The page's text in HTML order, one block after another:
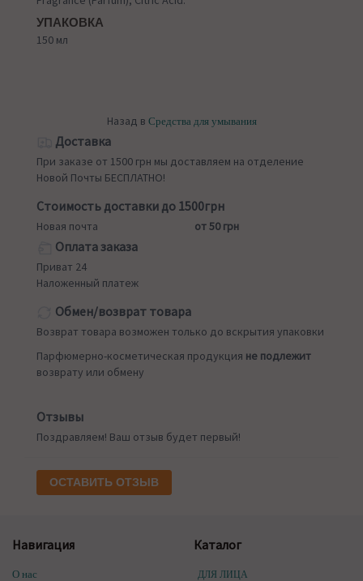
УПАКОВКА
150 мл
Назад в Средства для умывания
Доставка
При заказе от 1500 грн мы доставляем на отделение
Новой Почты БЕСПЛАТНО!
Стоимость доставки до 1500грн
Новая почта от 50 грн
Оплата заказа
Приват 24
Наложенный платеж
Обмен/возврат товара
Возврат товара возможен только до вскрытия упаковки
Парфюмерно-косметическая продукция не подлежит
возврату или обмену
Отзывы
Поздравляем! Ваш отзыв будет первый!
ОСТАВИТЬ ОТЗЫВ
Навигация
О нас
Каталог
ДЛЯ ЛИЦА